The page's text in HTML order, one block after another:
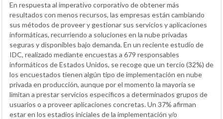
En respuesta al imperativo corporativo de obtener más
resultados con menos recursos, las empresas están cambiando
sus métodos de proveer y gestionar sus servicios y aplicaciones
informáticas, recurriendo a soluciones en la nube privadas
seguras y disponibles bajo demanda. En un reciente estudio de
IDC, realizado mediante encuestas a 679 responsables
informáticos de Estados Unidos, se recoge que un tercio (32%) de
los encuestados tienen algún tipo de implementación en nube
privada en producción, aunque por el momento la mayoría se
limitan a prestar servicios específicos a determinados grupos de
usuarios o a proveer aplicaciones concretas. Un 37% afirman
estar en los estadios iniciales de la implementación y/o